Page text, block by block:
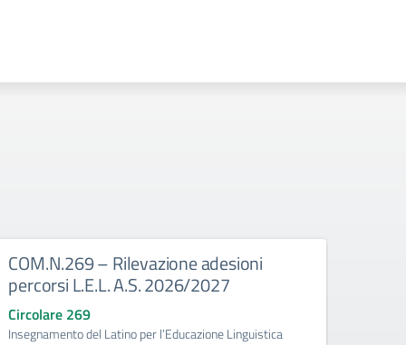
COM.N.269 – Rilevazione adesioni
percorsi L.E.L. A.S. 2026/2027
Circolare 269
Insegnamento del Latino per l’Educazione Linguistica